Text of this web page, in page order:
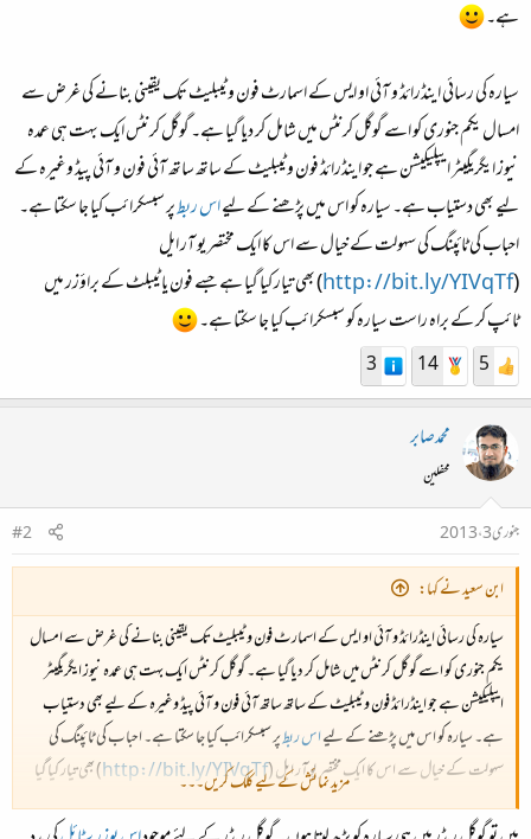
ہے۔
سیارہ کی رسائی اینڈرائڈ و آئی او ایس کے اسمارٹ فون و ٹیبلیٹ تک یقینی بنانے کی غرض سے
امسال یکم جنوری کو اسے گوگل کرنٹس میں شامل کر دیا گیا ہے۔ گوگل کرنٹس ایک بہت ہی عمدہ
نیوز ایگریگیٹر ایپلیکیشن ہے جو اینڈرائڈ فون و ٹیبلیٹ کے ساتھ ساتھ آئی فون و آئی پیڈ وغیرہ کے
لیے بھی دستیاب ہے۔ سیارہ کو اس میں پڑھنے کے لیےاس ربطپر سبسکرائب کیا جا سکتا ہے۔
احباب کی ٹائپنگ کی سہولت کے خیال سے اس کا ایک مختصر یو آر ایل
(
http://bit.ly/YIVqTf) بھی تیار کیا گیا ہے جسے فون یا ٹیبلٹ کے براؤزر میں
ٹائپ کر کے براہ راست سیارہ کو سبسکرائب کیا جا سکتا ہے۔
5
14
3
محمدصابر
محفلین
جنوری 3، 2013
#2
ابن سعید نے کہا:
سیارہ کی رسائی اینڈرائڈ و آئی او ایس کے اسمارٹ فون و ٹیبلیٹ تک یقینی بنانے کی غرض سے امسال
یکم جنوری کو اسے گوگل کرنٹس میں شامل کر دیا گیا ہے۔ گوگل کرنٹس ایک بہت ہی عمدہ نیوز ایگریگیٹر
ایپلیکیشن ہے جو اینڈرائڈ فون و ٹیبلیٹ کے ساتھ ساتھ آئی فون و آئی پیڈ وغیرہ کے لیے بھی دستیاب
ہے۔ سیارہ کو اس میں پڑھنے کے لیےاس ربطپر سبسکرائب کیا جا سکتا ہے۔ احباب کی ٹائپنگ کی
سہولت کے خیال سے اس کا ایک مختصر یو آر ایل (http://bit.ly/YIVqTf) بھی تیار کیا گیا
ہے جسے فون یا ٹیبلٹ کے براؤزر میں ٹائپ کر کے براہ راست سیارہ کو سبسکرائب کیا جا سکتا ہے۔
مزید نمائش کے لیے کلک کریں۔۔۔